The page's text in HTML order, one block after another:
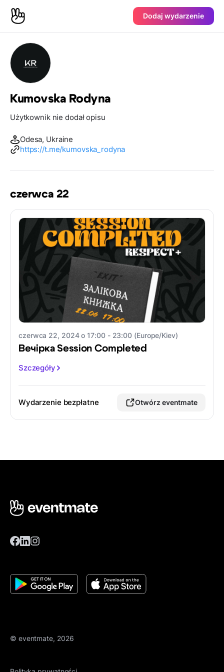
Dodaj wydarzenie
Kumovska Rodyna
Użytkownik nie dodał opisu
Odesa, Ukraine
https://t.me/kumovska_rodyna
czerwca 22
czerwca 22, 2024 o 17:00 - 23:00 (Europe/Kiev)
Вечірка Session Completed
Szczegóły
Wydarzenie bezpłatne Otwórz eventmate
© eventmate, 2026